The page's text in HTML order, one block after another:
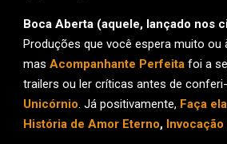
Boca Aberta (aquele, lançado nos
Produções que você espera muito ou
mas Acompanhante Perfeita foi a
trailers ou ler críticas antes de
Unicórnio. Já positivamente, Faça
História de Amor Eterno,